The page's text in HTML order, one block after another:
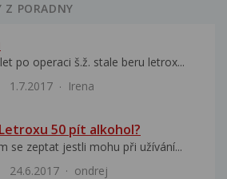
Z PORADNY
po operaci š.ž. stale beru letrox...
1.7.2017 Irena
50 pít alkohol?
se zeptat jestli mohu při užívání...
24.6.2017 ondrej